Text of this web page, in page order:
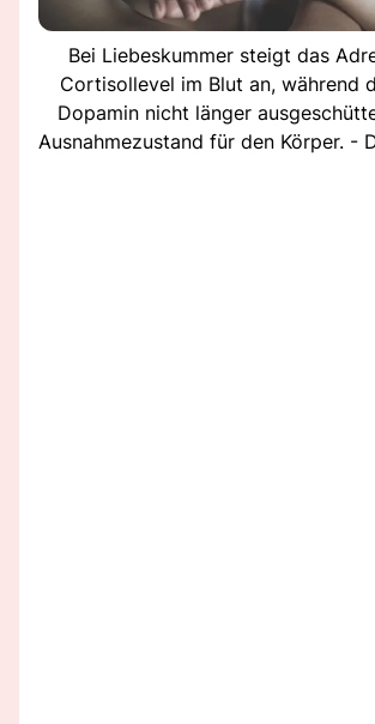
Bei Liebeskummer steigt das
Cortisollevel im Blut an, während
Dopamin nicht länger
Ausnahmezustand für den Körper. -